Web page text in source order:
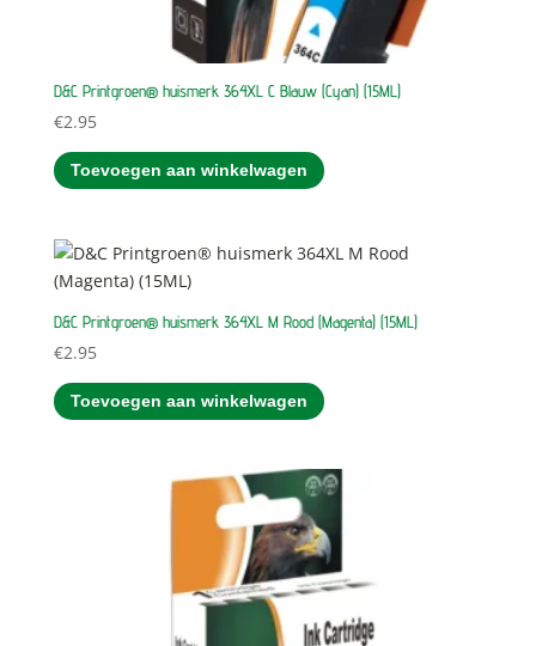
D&C Printgroen® huismerk 364XL C Blauw (Cyan) (15ML)
€2.95
Toevoegen aan winkelwagen
D&C Printgroen® huismerk 364XL M Rood (Magenta) (15ML)
€2.95
Toevoegen aan winkelwagen